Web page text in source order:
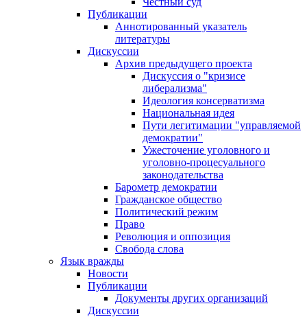
Публикации
Аннотированный указатель
литературы
Дискуссии
Архив предыдущего проекта
Дискуссия о "кризисе
либерализма"
Идеология консерватизма
Национальная идея
Пути легитимации "управляемой
демократии"
Ужесточение уголовного и
уголовно-процесуального
законодательства
Барометр демократии
Гражданское общество
Политический режим
Право
Революция и оппозиция
Свобода слова
Язык вражды
Новости
Публикации
Документы других организаций
Дискуссии